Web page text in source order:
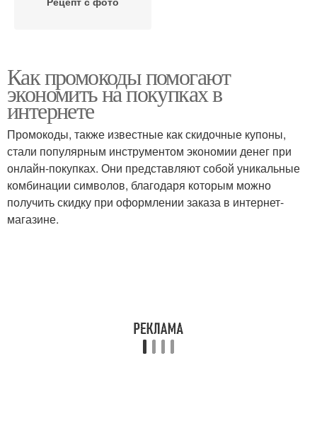
Как промокоды помогают
экономить на покупках в
интернете
Промокоды, также известные как скидочные купоны,
стали популярным инструментом экономии денег при
онлайн-покупках. Они представляют собой уникальные
комбинации символов, благодаря которым можно
получить скидку при оформлении заказа в интернет-
магазине.